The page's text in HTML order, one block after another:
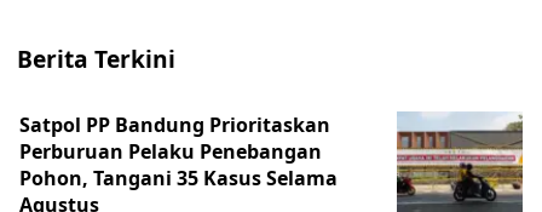
Berita Terkini
Satpol PP Bandung Prioritaskan
Perburuan Pelaku Penebangan
Pohon, Tangani 35 Kasus Selama
Agustus